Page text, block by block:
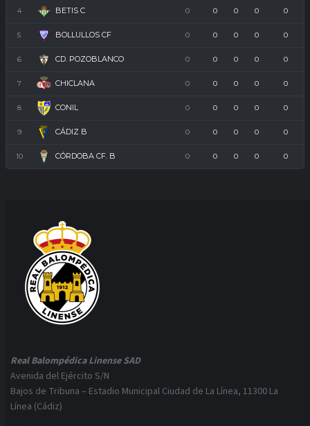
4 BETIS C 0 0 0 0 0
5 BOLLULLOS CF 0 0 0 0 0
6 CD. POZOBLANCO 0 0 0 0 0
7 CHICLANA 0 0 0 0 0
8 CONIL 0 0 0 0 0
9 CÁDIZ B 0 0 0 0 0
10 CÓRDOBA CF. B 0 0 0 0 0
Real Balompédica Linense SAD
Avenida del Ejército S/N
Bajos de Tribuna – Estadio Municipal Ciudad de La Línea, 11300 La
Línea (Cádiz)